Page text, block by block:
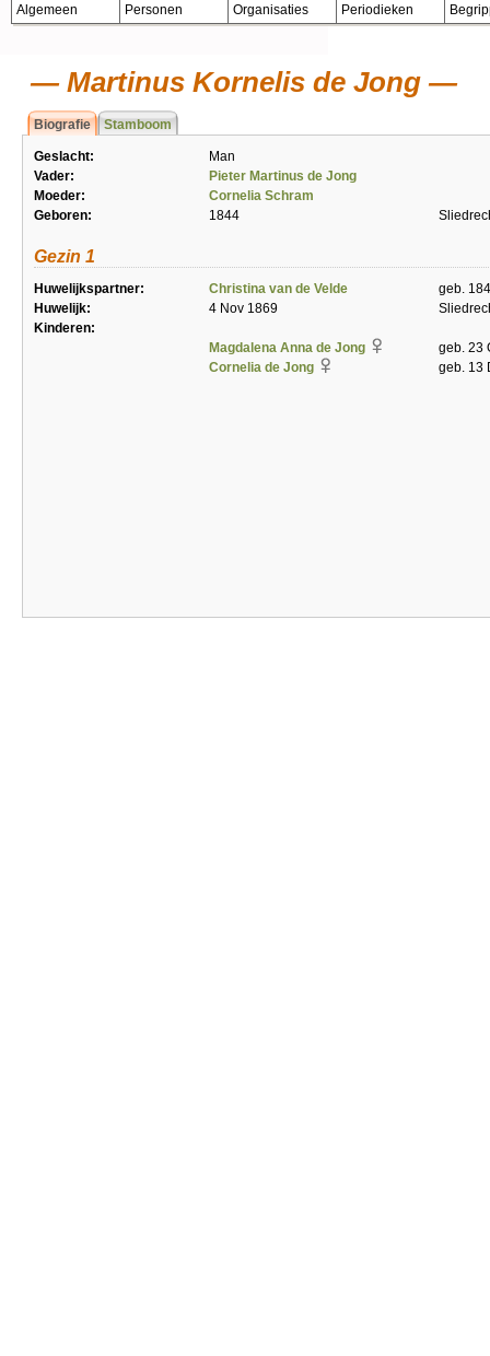
Algemeen Personen Organisaties Periodieken
Martinus Kornelis de Jong
Biografie Stamboom
Geslacht:
Man
Vader:
Pieter Martinus de Jong
Moeder:
Cornelia Schram
Geboren:
1844
Gezin 1
Huwelijkspartner: Christina van de Velde
geb.
Huwelijk:
4 Nov 1869
Kinderen:
Magdalena Anna de Jong
geb. 23
Cornelia de Jong
geb. 13